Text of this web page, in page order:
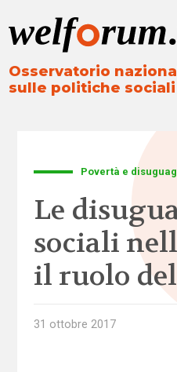
Osservatorio
sulle politiche sociali
Povertà e
Le
sociali
il ruolo
31 ottobre 2017